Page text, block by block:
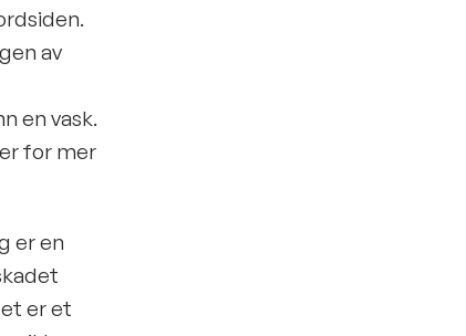
av
en vask.
for mer
er en
er et